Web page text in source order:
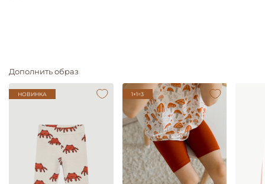
Дополнить образ
НОВИНКА 1+1=3